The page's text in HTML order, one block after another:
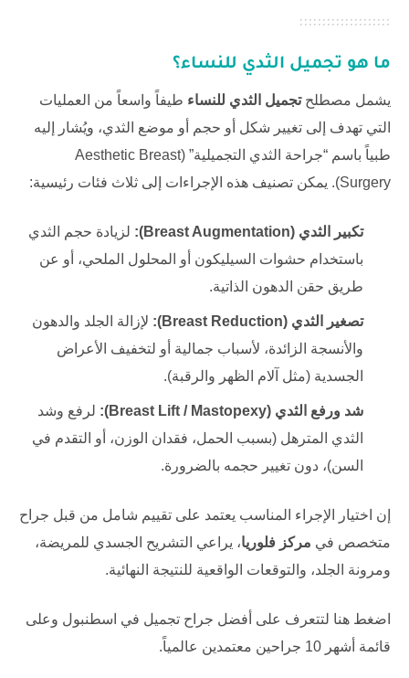
ما هو تجميل الثدي ‏للنساء؟
يشمل مصطلحتجميل الثدي ‏للنساء طيفاً واسعاً من العمليات
التي تهدف إلى تغيير شكل أو حجم أو موضع الثدي، ويُشار إليه
طبياً باسم “جراحة الثدي التجميلية” (Aesthetic Breast
Surgery). يمكن تصنيف هذه الإجراءات إلى ثلاث فئات رئيسية:
تكبير الثدي (Breast Augmentation):
لزيادة حجم الثدي
باستخدام حشوات السيليكون أو المحلول الملحي، أو عن
طريق حقن الدهون الذاتية.
تصغير الثدي (Breast Reduction):
لإزالة الجلد والدهون
والأنسجة الزائدة، لأسباب جمالية أو لتخفيف الأعراض
الجسدية (مثل آلام الظهر والرقبة).
شد ورفع الثدي (Breast Lift / Mastopexy):
لرفع وشد
الثدي المترهل (بسبب الحمل، فقدان الوزن، أو التقدم في
السن)، دون تغيير حجمه بالضرورة.
إن اختيار الإجراء المناسب يعتمد على تقييم شامل من قبل جراح
متخصص في مركز فلوريا، يراعي التشريح الجسدي للمريضة،
ومرونة الجلد، والتوقعات الواقعية للنتيجة النهائية.
اضغط هنا لتتعرف على أفضل جراح تجميل في اسطنبول وعلى
قائمة أشهر 10 جراحين معتمدين عالمياً.